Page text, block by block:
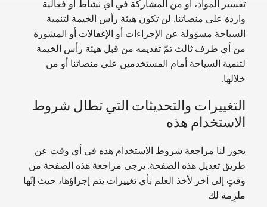
تفسير المواد، أو من المشاركة في أي نشاط أو فعالية
واردة على منصاتنا.لن تكون هيئة رأس الخيمة لتنمية
السياحةمسؤولة عن الإجراءات أو الإغفالات أو المشورة
من أي طرف ثالث تمّ تقديمه من قبلهيئة رأس الخيمة
لتنمية السياحةأمام المستخدمين على منصاتنا أو من
خلالها.
التغييرات والتحديثات التي تطال شروط
الاستخدام هذه
يجوز لنا مراجعة شروط الاستخدام هذه في أي وقت عن
طريق تعديل هذه الصفحة. يرجى مراجعة هذه الصفحة من
وقتٍ إلى آخر لأخذ العلم بأي تغييرات يتم إجراؤها، حيث إنّها
ملزِمة لك.